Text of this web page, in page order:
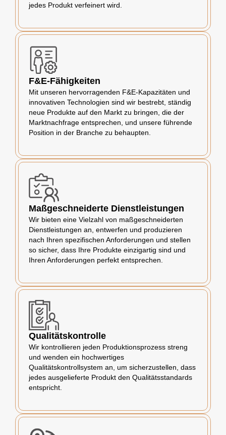
jedes Produkt verfeinert wird.
F&E-Fähigkeiten
Mit unseren hervorragenden F&E-Kapazitäten und
innovativen Technologien sind wir bestrebt, ständig
neue Produkte auf den Markt zu bringen, die der
Marktnachfrage entsprechen, und unsere führende
Position in der Branche zu behaupten.
Maßgeschneiderte Dienstleistungen
Wir bieten eine Vielzahl von maßgeschneiderten
Dienstleistungen an, entwerfen und produzieren
nach Ihren spezifischen Anforderungen und stellen
so sicher, dass Ihre Produkte einzigartig sind und
Ihren Anforderungen perfekt entsprechen.
Qualitätskontrolle
Wir kontrollieren jeden Produktionsprozess streng
und wenden ein hochwertiges
Qualitätskontrollsystem an, um sicherzustellen, dass
jedes ausgelieferte Produkt den Qualitätsstandards
entspricht.